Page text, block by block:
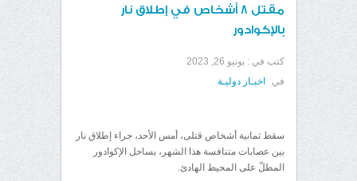
مقتل 8 أشخاص في إطلاق نار
بالإكوادور
كتب في : يونيو 26, 2023
في
اخبـار دوليـة
سقط ثمانية أشخاص قتلى، أمس الأحد، جراء إطلاق نار
بين عصابات متنافسة هذا الشهر، بساحل الإكوادور
المطلّ على المحيط الهادئ.